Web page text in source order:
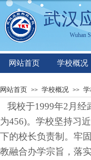
武汉
Wuhan S
网站首页 学校概况
网站首页 >> 学校概况 >>
我校于1999年2月经
为456)。学校坚持习
下的校长负责制。牢
教融合办学宗旨，落